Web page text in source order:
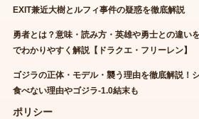
EXIT兼近大樹とルフィ事件の疑惑を徹底解説
勇者とは？意味・読み方・英雄や勇士との違い
でわかりやすく解説【ドラクエ・フリーレン】
ゴジラの正体・モデル・襲う理由を徹底解説！
食べない理由やゴジラ-1.0結末も
ポリシー